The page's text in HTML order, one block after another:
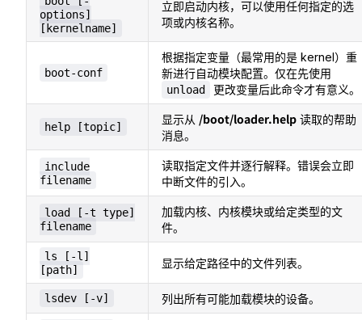
options]
[kernelname]
立即启动内核，可以使用任何指定的选
项或内核名称。
boot-conf
根据指定变量（最常用的是 kernel）重
新进行自动模块配置。仅在先使用
unload 更改变量后此命令才有意义。
help [topic]
显示从 /boot/loader.help 读取的帮助
消息。
include
filename
读取指定文件并逐行解释。错误会立即
中断文件的引入。
load [-t type]
filename
加载内核、内核模块或给定类型的文
件。
ls [-l]
[path]
显示给定路径中的文件列表。
lsdev [-v] 列出所有可能加载模块的设备。